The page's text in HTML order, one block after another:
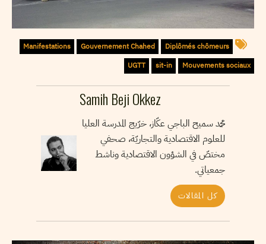
Diplômés chômeurs
Gouvernement Chahed
Manifestations
Mouvements sociaux
sit-in
UGTT
Samih Beji Okkez
محمد سميح الباجي عكّاز، خرّيج المدرسة العليا
للعلوم الاقتصادية والتجاريّة، صحفي
مختصّ في الشؤون الاقتصادية وناشط
جمعياتي.
كل المقالات